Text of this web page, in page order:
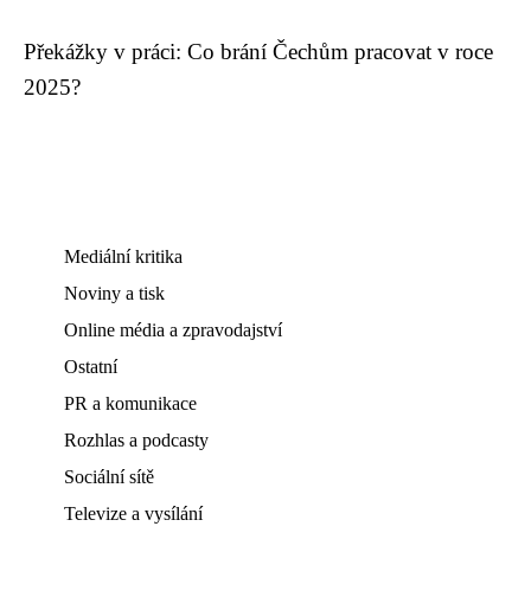
Překážky v práci: Co brání Čechům pracovat v roce
2025?
Mediální kritika
Noviny a tisk
Online média a zpravodajství
Ostatní
PR a komunikace
Rozhlas a podcasty
Sociální sítě
Televize a vysílání